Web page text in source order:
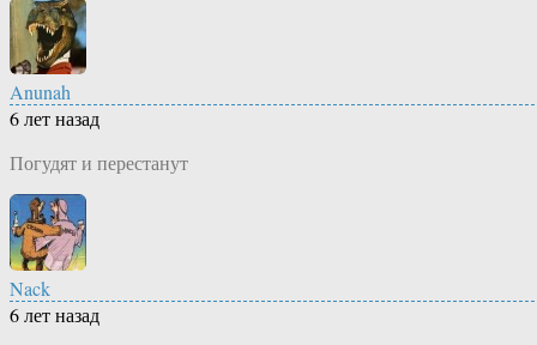
Anunah
6 лет назад
Погудят и перестанут
Nack
6 лет назад